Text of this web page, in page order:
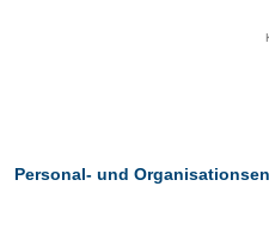
Personal- und